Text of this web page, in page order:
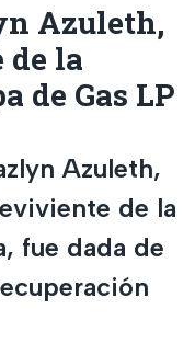
Azuleth,
de la
de Gas LP
Azuleth,
de la
fue dada de